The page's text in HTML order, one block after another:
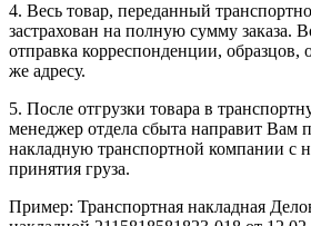
4. Весь товар, переданный
застрахован на полную сумму заказа.
отправка корреспонденции, образцов,
же адресу.
5. После отгрузки товара в
менеджер отдела сбыта направит Вам
накладную транспортной компании с
принятия груза.
Пример: Транспортная накладная